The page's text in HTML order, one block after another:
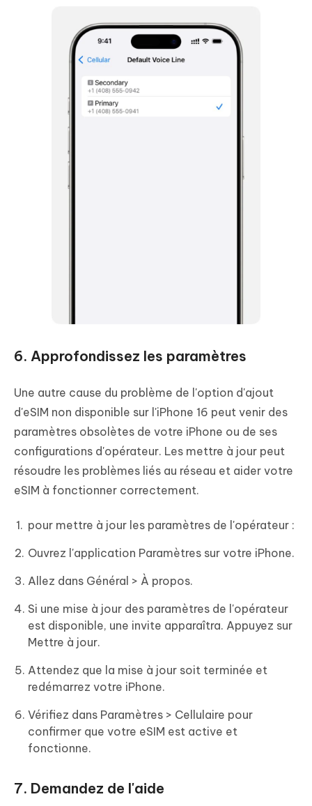
6. Approfondissez les paramètres
Une autre cause du problème de l'option d'ajout
d'eSIM non disponible sur l'iPhone 16 peut venir des
paramètres obsolètes de votre iPhone ou de ses
configurations d'opérateur. Les mettre à jour peut
résoudre les problèmes liés au réseau et aider votre
eSIM à fonctionner correctement.
pour mettre à jour les paramètres de l'opérateur :
Ouvrez l'application Paramètres sur votre iPhone.
Allez dans Général > À propos.
Si une mise à jour des paramètres de l'opérateur
est disponible, une invite apparaîtra. Appuyez sur
Mettre à jour.
Attendez que la mise à jour soit terminée et
redémarrez votre iPhone.
Vérifiez dans Paramètres > Cellulaire pour
confirmer que votre eSIM est active et
fonctionne.
7. Demandez de l'aide